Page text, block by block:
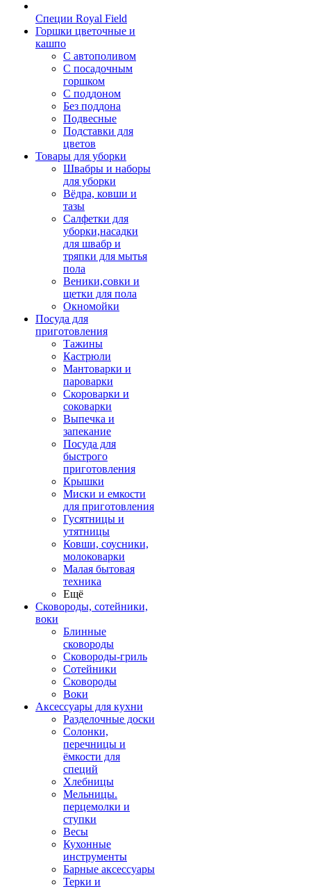
Специи Royal Field
Горшки цветочные и
кашпо
С автополивом
С посадочным
горшком
С поддоном
Без поддона
Подвесные
Подставки для
цветов
Товары для уборки
Швабры и наборы
для уборки
Вёдра, ковши и
тазы
Салфетки для
уборки,насадки
для швабр и
тряпки для мытья
пола
Веники,совки и
щетки для пола
Окномойки
Посуда для
приготовления
Тажины
Кастрюли
Мантоварки и
пароварки
Скороварки и
соковарки
Выпечка и
запекание
Посуда для
быстрого
приготовления
Крышки
Миски и емкости
для приготовления
Гусятницы и
утятницы
Ковши, соусники,
молоковарки
Малая бытовая
техника
Ещё
Сковороды, сотейники,
воки
Блинные
сковороды
Сковороды-гриль
Сотейники
Сковороды
Воки
Аксессуары для кухни
Разделочные доски
Солонки,
перечницы и
ёмкости для
специй
Хлебницы
Мельницы.
перцемолки и
ступки
Весы
Кухонные
инструменты
Барные аксессуары
Терки и